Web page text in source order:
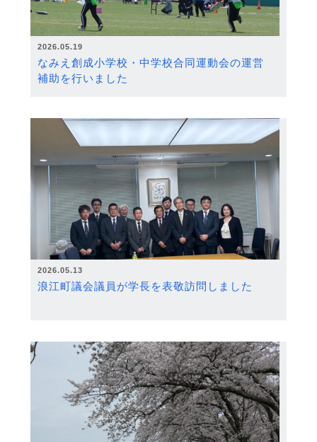
2026.05.19
なみえ創成小学校・中学校合同運動会の運営
補助を行いました
2026.05.13
浪江町議会議員が学長を表敬訪問しました